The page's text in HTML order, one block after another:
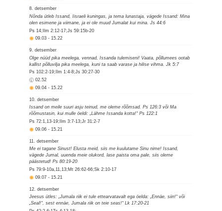
8. detsember
Nõnda ütleb Issand, Iisraeli kuningas, ja tema lunastaja, vägede Issand: Mina
olen esimene ja viimane, ja ei ole muud Jumalat kui mina. Js 44:6
Ps 14;Ilm 2:12-17;Js 59:15b-20
09.03-15.22
9. detsember
Olge nüüd pika meelega, vennad, Issanda tulemiseni! Vaata, põllumees ootab
kallist põlluvilja pika meelega, kuni ta saab varase ja hilise vihma. Jk 5:7
Ps 102:2-19;Ilm 1:4-8;Js 30:27-30
02.52
09.04- 15.22
10. detsember
Issand on meile suuri asju teinud, me oleme rõõmsad. Ps 126:3 või Ma
rõõmustasin, kui mulle öeldi: „Lähme Issanda kotta!“ Ps 122:1
Ps 72:1,13-19;Ilm 3:7-13;Jr 31:2-7
09.06- 15.21
11. detsember
Me ei tagane Sinust! Elusta meid, siis me kuulutame Sinu nime! Issand,
vägede Jumal, uuenda meie olukord, lase paista oma pale, siis oleme
päästetud! Ps 80:19-20
Ps 79:9-10a,11,13;Mt 26:62-66;Sk 2:10-17
09.07- 15.21
12. detsember
Jeesus ütles: „Jumala riik ei tule ettearvatavalt ega öelda: „Ennäe, siin!“ või
„Seal!“, sest ennäe, Jumala riik on teie seas!“ Lk 17:20-21